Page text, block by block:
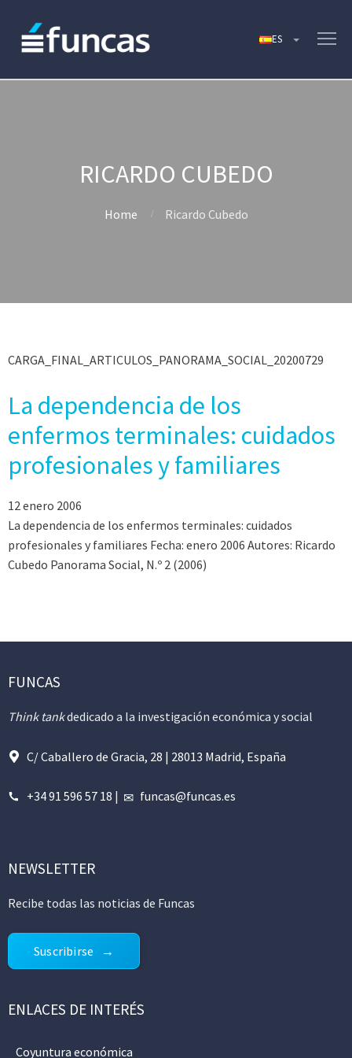
RICARDO CUBEDO
Home Ricardo Cubedo
CARGA_FINAL_ARTICULOS_PANORAMA_SOCIAL_20200729
La dependencia de los
enfermos terminales: cuidados
profesionales y familiares
12 enero 2006
La dependencia de los enfermos terminales: cuidados
profesionales y familiares Fecha: enero 2006 Autores: Ricardo
Cubedo Panorama Social, N.º 2 (2006)
FUNCAS
Think tankdedicado a la investigación económica y social
C/ Caballero de Gracia, 28 | 28013 Madrid, España
+34 91 596 57 18 | funcas@funcas.es
NEWSLETTER
Recibe todas las noticias de Funcas
Suscribirse
ENLACES DE INTERÉS
Coyuntura económica